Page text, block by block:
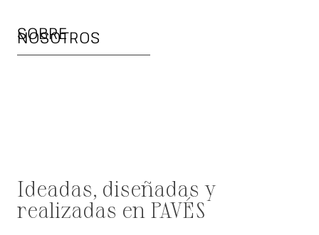
SOBRE
NOSOTROS
Ideadas, diseñadas y
realizadas en PAVÉS